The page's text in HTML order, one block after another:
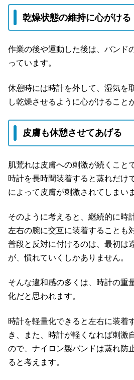
乾燥状態の維持に心がける
作業の後や運動した後は、バンド
っています。
休憩時には時計を外して、湿気を
し乾燥させるように心がけること
皮膚も休憩させてあげる
肌荒れは皮膚への刺激が続くこと
時計を長時間装着すると蒸れだけ
によって皮膚が刺激されてしまい
そのように考えると、継続的に時
左右の腕に交互に装着することも
普段と反対に付けるのは、最初は
が、慣れていくしかありません。
そんな違和感の多くは、時計の重
化だと思われます。
時計を軽量化できると左右に装着
き、また、時計が軽くなれば刺激
ので、ナイロン製バンドは蒸れ防
ると考えます。